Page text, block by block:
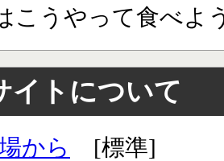
こうやって食べよ
イトについて
から [標準]